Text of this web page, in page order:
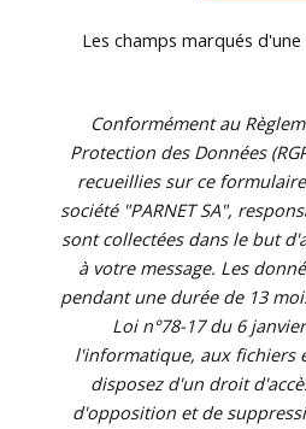
Les champs marqués
Conformément au
Protection des Données
recueillies sur ce
société "PARNET SA",
sont collectées dans le but
à votre message. Les
pendant une durée de 13
Loi n°78-17 du 6
l'informatique, aux fichiers
disposez d'un droit
d'opposition et de